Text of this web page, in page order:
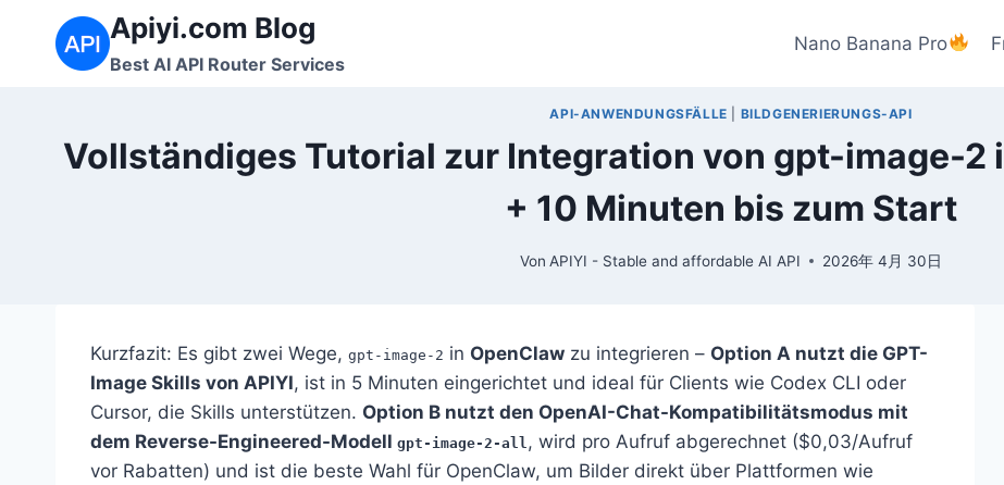
springen
Apiyi.com Blog
Best AI API Router Services
Nano Banana Pro
API-ANWENDUNGSFÄLLE BILDGENERIERUNGS-API
Vollständiges Tutorial zur Integration von gpt-image-2
+ 10 Minuten bis zum Start
Von APIYI - Stable and affordable AI API 2026年 4月 30日
Kurzfazit: Es gibt zwei Wege, gpt-image-2 in OpenClaw zu integrieren – Option A nutzt die GPT-
Image Skills von APIYI, ist in 5 Minuten eingerichtet und ideal für Clients wie Codex CLI oder
Cursor, die Skills unterstützen. Option B nutzt den OpenAI-Chat-Kompatibilitätsmodus mit
dem Reverse-Engineered-Modell gpt-image-2-all, wird pro Aufruf abgerechnet ($0,03/Aufruf
vor Rabatten) und ist die beste Wahl für OpenClaw, um Bilder direkt über Plattformen wie